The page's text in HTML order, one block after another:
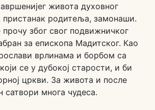
живота духовног
пристанак родитеља, замонаши.
због свог подвижничког
за епископа Мадитског. Као
врлинама и борбом са
се у дубокој старости, и би
цркви. За живота и после
многа чудеса.